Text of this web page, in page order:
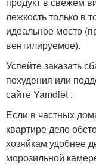
лежкость только в
идеальное место
вентилируемое).
Успейте заказать
похудения или
сайте Yamdiet .
Если в частных
квартире дело
хозяйкам удобнее
морозильной